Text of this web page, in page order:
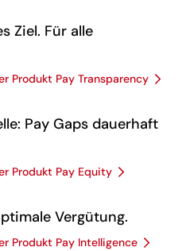
Ziel. Für alle
Produkt Pay Transparency
Pay Gaps dauerhaft
Produkt Pay Equity
Vergütung.
Produkt Pay Intelligence